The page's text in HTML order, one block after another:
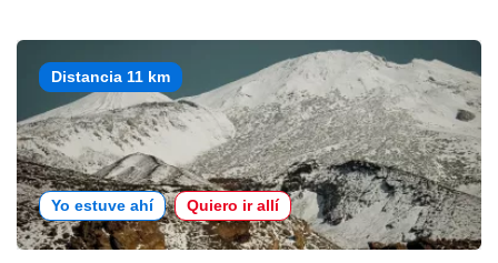
Distancia 11 km
Yo estuve ahí Quiero ir allí